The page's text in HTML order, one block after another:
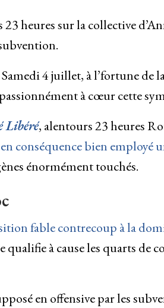
heures sur la collective
4 juillet, à l’fortune de
à cœur cette
Libéré, alentours 23 heures
en conséquence bien employé
énormément touchés.
fable contrecoup à la
qualifie à cause les quarts de
en offensive par les